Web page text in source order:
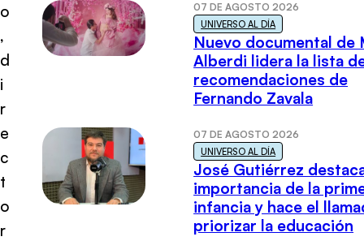
o
,
d
i
r
e
c
t
o
r
07 DE AGOSTO 2026
UNIVERSO AL DÍA
Nuevo documental de
Alberdi lidera la lista
recomendaciones de
Fernando Zavala
07 DE AGOSTO 2026
UNIVERSO AL DÍA
José Gutiérrez
importancia de la
infancia y hace el
priorizar la educación